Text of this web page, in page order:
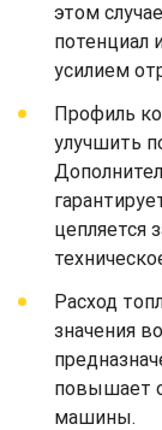
этом
потенциал
усилием
Профиль
улучшить
цепляется
Расход
значения
повышает
машины.